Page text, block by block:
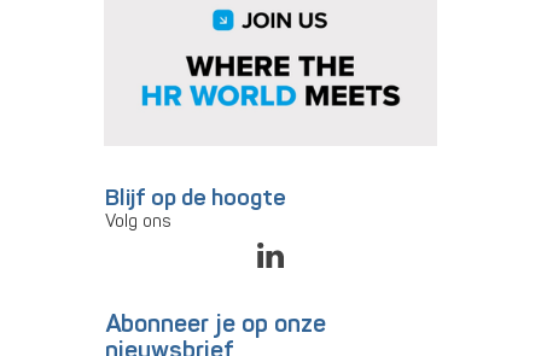
Blijf op de hoogte
Volg ons
Abonneer je op onze